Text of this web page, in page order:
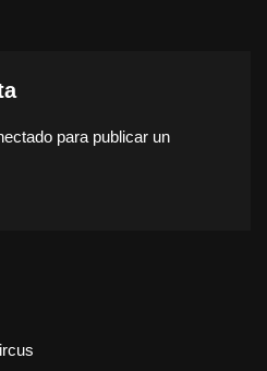
para publicar un